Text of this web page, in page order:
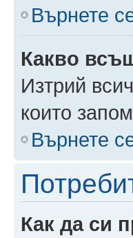
Върнете
Какво
Изтрий
които
Върнете
Как да си